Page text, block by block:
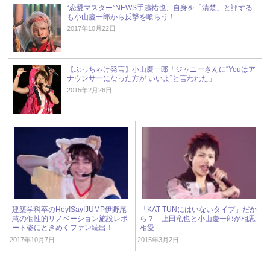
“恋愛マスター”NEWS手越祐也、自身を「清楚」と評する
も小山慶一郎から反撃を喰らう！
2017年10月22日
【ぶっちゃけ発言】小山慶一郎「ジャニーさんに“Youはア
ナウンサーになった方が いいよ”と言われた」
2015年2月26日
建築学科卒のHey!Say!JUMP伊野尾
慧の個性的リノベーション施設レポ
ート姿にときめくファン続出！
2017年10月7日
「KAT-TUNにはいないタイプ」だか
ら？ 上田竜也と小山慶一郎が相思
相愛
2015年3月2日